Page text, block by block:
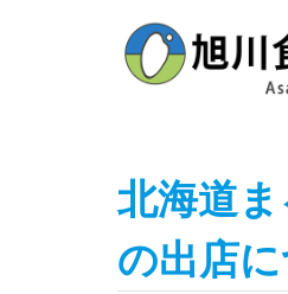
to
content
北海道
の出店